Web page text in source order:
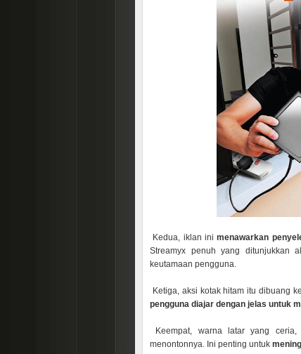
Kedua, iklan inimenawarkan
Streamyx penuh yang ditunjukkan
keutamaan pengguna.
Ketiga, aksi kotak hitam itu dibuang
pengguna diajar dengan jelas untuk
Keempat, warna latar yang
menontonnya. Ini penting untuk